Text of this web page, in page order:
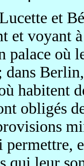
et
et voyant
palace où
dans
habitent
obligés